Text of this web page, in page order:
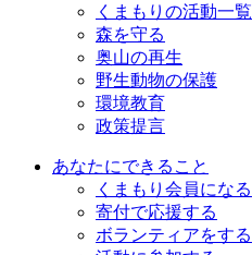
くまもりの活動一覧
森を守る
奥山の再生
野生動物の保護
環境教育
政策提言
あなたにできること
くまもり会員になる
寄付で応援する
ボランティアをする